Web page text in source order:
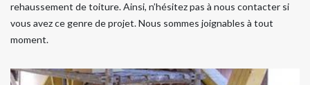
rehaussement de toiture. Ainsi, n’hésitez pas à nous contacter si
vous avez ce genre de projet. Nous sommes joignables à tout
moment.